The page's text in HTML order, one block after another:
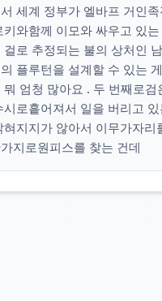
세계 정부가 엘바프 거인
키와함께 이모와 싸우고 있
걸로 추정되는 불의 상처인
플루턴을 설계할 수 있는
뭐 엄청 많아요 . 두 번째로
시로흩어져서 일을 버리고
혀지지가 않아서 이무가자
지로원피스를 찾는 건데